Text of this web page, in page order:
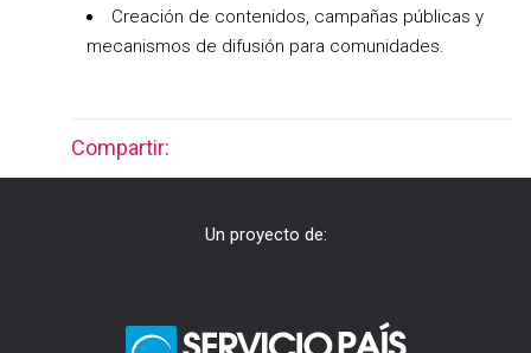
Creación de contenidos, campañas públicas y
mecanismos de difusión para comunidades.
Compartir:
Un proyecto de: